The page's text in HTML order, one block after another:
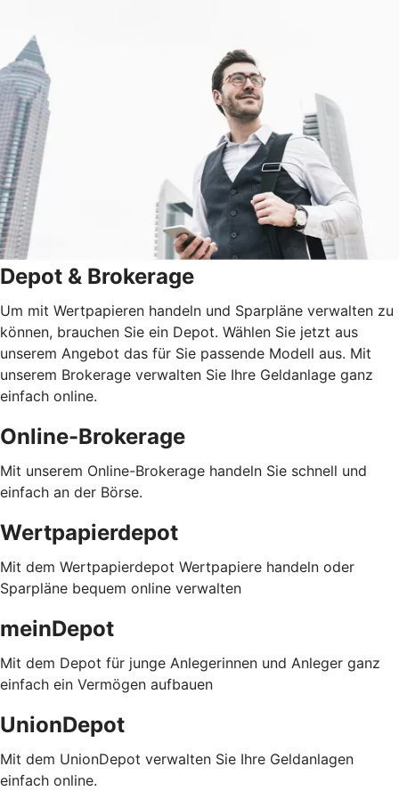
Depot & Brokerage
Um mit Wertpapieren handeln und Sparpläne verwalten zu
können, brauchen Sie ein Depot. Wählen Sie jetzt aus
unserem Angebot das für Sie passende Modell aus. Mit
unserem Brokerage verwalten Sie Ihre Geldanlage ganz
einfach online.
Online-Brokerage
Mit unserem Online-Brokerage handeln Sie schnell und
einfach an der Börse.
Wertpapierdepot
Mit dem Wertpapierdepot Wertpapiere handeln oder
Sparpläne bequem online verwalten
meinDepot
Mit dem Depot für junge Anlegerinnen und Anleger ganz
einfach ein Vermögen aufbauen
UnionDepot
Mit dem UnionDepot verwalten Sie Ihre Geldanlagen
einfach online.